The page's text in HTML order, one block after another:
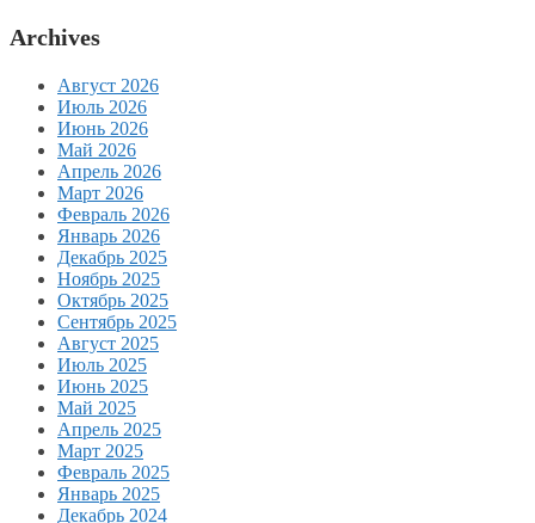
Archives
Август 2026
Июль 2026
Июнь 2026
Май 2026
Апрель 2026
Март 2026
Февраль 2026
Январь 2026
Декабрь 2025
Ноябрь 2025
Октябрь 2025
Сентябрь 2025
Август 2025
Июль 2025
Июнь 2025
Май 2025
Апрель 2025
Март 2025
Февраль 2025
Январь 2025
Декабрь 2024